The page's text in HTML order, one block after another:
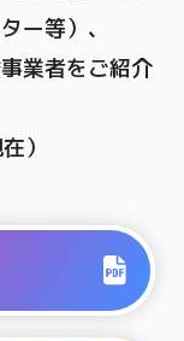
ー等）、
業者をご紹介
）